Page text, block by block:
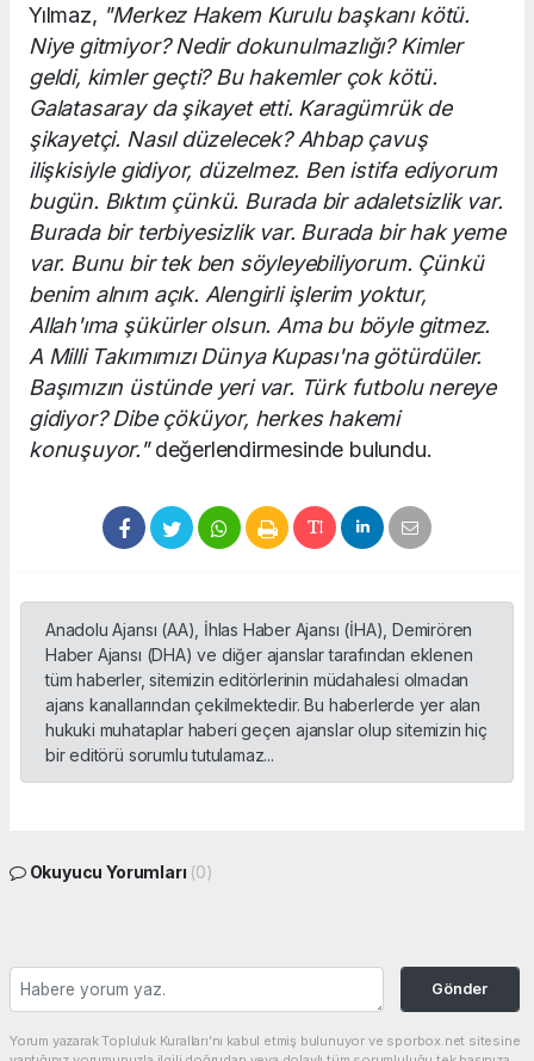
Yılmaz, "Merkez Hakem Kurulu başkanı kötü.
Niye gitmiyor? Nedir dokunulmazlığı? Kimler
geldi, kimler geçti? Bu hakemler çok kötü.
Galatasaray da şikayet etti. Karagümrük de
şikayetçi. Nasıl düzelecek? Ahbap çavuş
ilişkisiyle gidiyor, düzelmez. Ben istifa ediyorum
bugün. Bıktım çünkü. Burada bir adaletsizlik var.
Burada bir terbiyesizlik var. Burada bir hak yeme
var. Bunu bir tek ben söyleyebiliyorum. Çünkü
benim alnım açık. Alengirli işlerim yoktur,
Allah'ıma şükürler olsun. Ama bu böyle gitmez.
A Milli Takımımızı Dünya Kupası'na götürdüler.
Başımızın üstünde yeri var. Türk futbolu nereye
gidiyor? Dibe çöküyor, herkes hakemi
konuşuyor."değerlendirmesinde bulundu.
Anadolu Ajansı (AA), İhlas Haber Ajansı (İHA), Demirören
Haber Ajansı (DHA) ve diğer ajanslar tarafından eklenen
tüm haberler, sitemizin editörlerinin müdahalesi olmadan
ajans kanallarından çekilmektedir. Bu haberlerde yer alan
hukuki muhataplar haberi geçen ajanslar olup sitemizin hiç
bir editörü sorumlu tutulamaz...
Okuyucu Yorumları (0)
Gönder
Yorum yazarak Topluluk Kuralları’nı kabul etmiş bulunuyor ve sporbox.net sitesine